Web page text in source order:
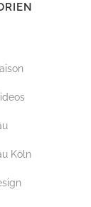
Köln